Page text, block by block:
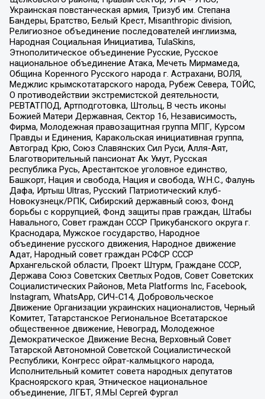
Украинская повстанческая армия, Тризуб им. Степана
Бандеры, Братство, Белый Крест, Misanthropic division,
Религиозное объединение последователей инглиизма,
Народная Социальная Инициатива, TulaSkins,
Этнополитическое объединение Русские, Русское
национальное объединение Атака, Мечеть Мирмамеда,
Община Коренного Русского народа г. Астрахани, ВОЛЯ,
Меджлис крымскотатарского народа, Рубеж Севера, ТОЙС,
О противодействии экстремистской деятельности,
РЕВТАТПОД, Артподготовка, Штольц, В честь иконы
Божией Матери Державная, Сектор 16, Независимость,
Фирма, Молодежная правозащитная группа МПГ, Курсом
Правды и Единения, Каракольская инициативная группа,
Автоград Крю, Союз Славянских Сил Руси, Алля-Аят,
Благотворительный пансионат Ак Умут, Русская
республика Русь, Арестантское уголовное единство,
Башкорт, Нация и свобода, Нация и свобода, W.H.С., Фалунь
Дафа, Иртыш Ultras, Русский Патриотический клуб-
Новокузнецк/РПК, Сибирский державный союз, Фонд
борьбы с коррупцией, Фонд защиты прав граждан, Штабы
Навального, Совет граждан СССР Прикубанского округа г.
Краснодара, Мужское государство, Народное
объединение русского движения, Народное движение
Адат, Народный совет граждан РСФСР СССР
Архангельской области, Проект Штурм, Граждане СССР,
Держава Союз Советских Светлых Родов, Совет Советских
Социалистических Районов, Meta Platforms Inc, Facebook,
Instagram, WhatsApp, СИЧ-С14, Добровольческое
Движение Организации украинских националистов, Черный
Комитет, Татарстанское Региональное Всетатарское
общественное движение, Невоград, Молодежное
Демократическое Движение Весна, Верховный Совет
Татарской Автономной Советской Социалистической
Республики, Конгресс ойрат-калмыцкого народа,
Исполнительный комитет совета народных депутатов
Красноярского края, Этническое национальное
объединение, ЛГБТ, Я.МЫ Сергей Фургал